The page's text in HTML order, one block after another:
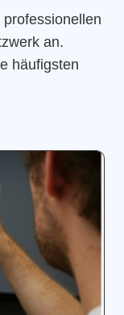
an.
häufigsten